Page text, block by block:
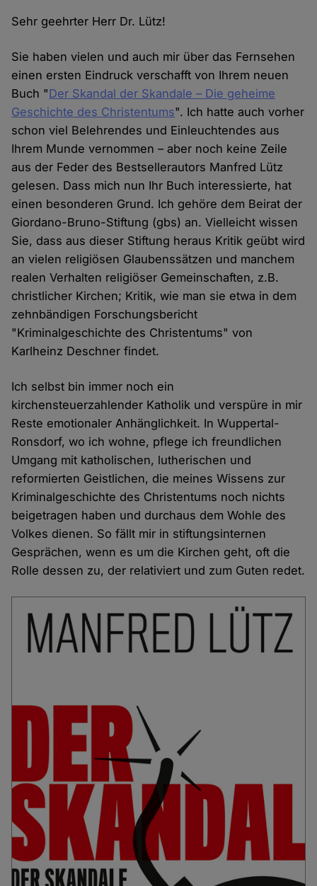
Sehr geehrter Herr Dr. Lütz!
Sie haben vielen und auch mir über das Fernsehen
einen ersten Eindruck verschafft von Ihrem neuen
Buch "Der Skandal der Skandale – Die geheime
Geschichte des Christentums". Ich hatte auch vorher
schon viel Belehrendes und Einleuchtendes aus
Ihrem Munde vernommen – aber noch keine Zeile
aus der Feder des Bestsellerautors Manfred Lütz
gelesen. Dass mich nun Ihr Buch interessierte, hat
einen besonderen Grund. Ich gehöre dem Beirat der
Giordano-Bruno-Stiftung (gbs) an. Vielleicht wissen
Sie, dass aus dieser Stiftung heraus Kritik geübt wird
an vielen religiösen Glaubenssätzen und manchem
realen Verhalten religiöser Gemeinschaften, z.B.
christlicher Kirchen; Kritik, wie man sie etwa in dem
zehnbändigen Forschungsbericht
"Kriminalgeschichte des Christentums" von
Karlheinz Deschner findet.
Ich selbst bin immer noch ein
kirchensteuerzahlender Katholik und verspüre in mir
Reste emotionaler Anhänglichkeit. In Wuppertal-
Ronsdorf, wo ich wohne, pflege ich freundlichen
Umgang mit katholischen, lutherischen und
reformierten Geistlichen, die meines Wissens zur
Kriminalgeschichte des Christentums noch nichts
beigetragen haben und durchaus dem Wohle des
Volkes dienen. So fällt mir in stiftungsinternen
Gesprächen, wenn es um die Kirchen geht, oft die
Rolle dessen zu, der relativiert und zum Guten redet.